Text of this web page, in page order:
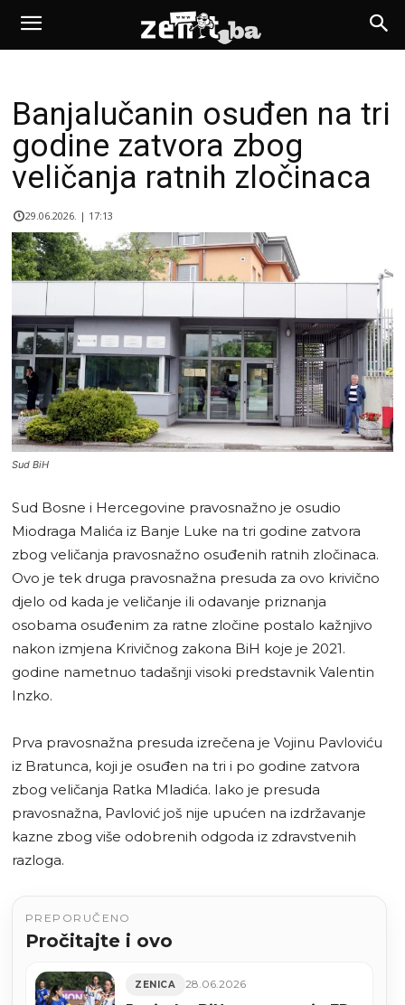
Banjalučanin osuđen na tri
godine zatvora zbog
veličanja ratnih zločinaca
29.06.2026. | 17:13
Sud BiH
Sud Bosne i Hercegovine pravosnažno je osudio
Miodraga Malića iz Banje Luke na tri godine zatvora
zbog veličanja pravosnažno osuđenih ratnih zločinaca.
Ovo je tek druga pravosnažna presuda za ovo krivično
djelo od kada je veličanje ili odavanje priznanja
osobama osuđenim za ratne zločine postalo kažnjivo
nakon izmjena Krivičnog zakona BiH koje je 2021.
godine nametnuo tadašnji visoki predstavnik Valentin
Inzko.
Prva pravosnažna presuda izrečena je Vojinu Pavloviću
iz Bratunca, koji je osuđen na tri i po godine zatvora
zbog veličanja Ratka Mladića. Iako je presuda
pravosnažna, Pavlović još nije upućen na izdržavanje
kazne zbog više odobrenih odgoda iz zdravstvenih
razloga.
PREPORUČENO
Pročitajte i ovo
ZENICA 28.06.2026